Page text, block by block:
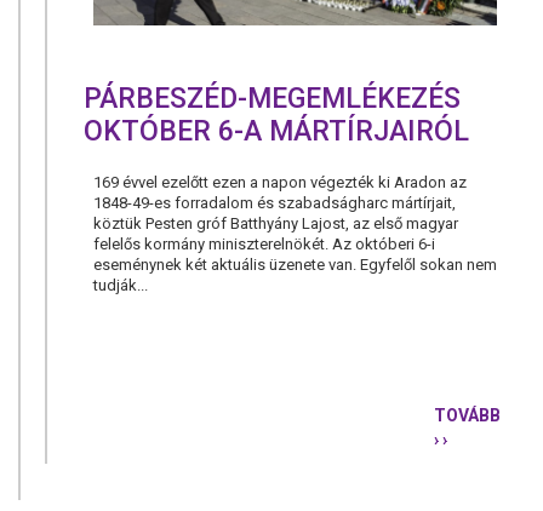
PÁRBESZÉD-MEGEMLÉKEZÉS
OKTÓBER 6-A MÁRTÍRJAIRÓL
169 évvel ezelőtt ezen a napon végezték ki Aradon az
1848-49-es forradalom és szabadságharc mártírjait,
köztük Pesten gróf Batthyány Lajost, az első magyar
felelős kormány miniszterelnökét. Az októberi 6-i
eseménynek két aktuális üzenete van. Egyfelől sokan nem
tudják...
TOVÁBB
› ›